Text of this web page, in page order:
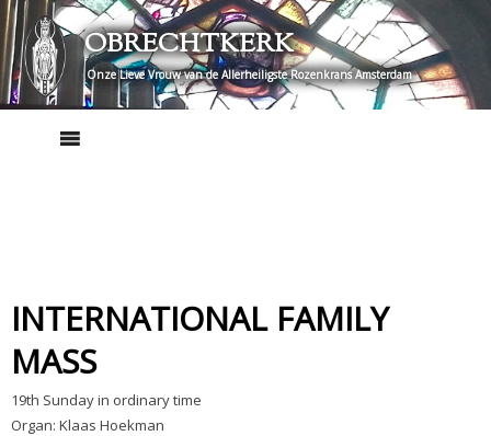
Skip
to
content
OBRECHTKERK
Onze Lieve Vrouw van de Allerheiligste Rozenkrans Amsterdam
INTERNATIONAL FAMILY
MASS
19th Sunday in ordinary time
Organ: Klaas Hoekman